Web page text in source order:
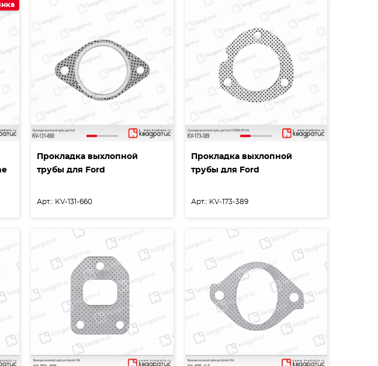
Прокладка выхлопной
трубы для Ford
Арт.: KV-131-660
Прокладка выхлопной
трубы для Ford
Арт.: KV-173-389